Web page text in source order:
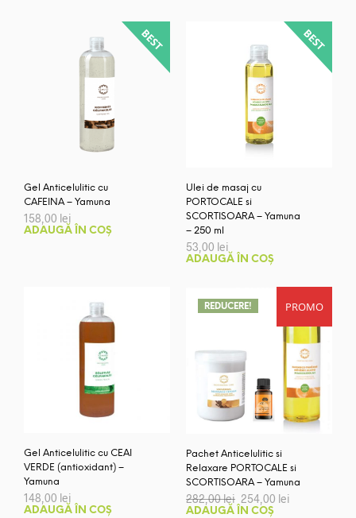
până
135,00 lei
are
Gel Anticelulitic cu
CAFEINA – Yamuna
158,00 lei
ADAUGĂ ÎN COȘ
Ulei de masaj cu
PORTOCALE si
SCORTISOARA – Yamuna
– 250 ml
53,00 lei
ADAUGĂ ÎN COȘ
Gel Anticelulitic cu CEAI
VERDE (antioxidant) –
Yamuna
148,00 lei
ADAUGĂ ÎN COȘ
PROMO
REDUCERE!
Pachet Anticelulitic si
Relaxare PORTOCALE si
SCORTISOARA – Yamuna
282,00lei Prețul
inițial
254,00 lei
ADAUGĂ ÎN COȘ